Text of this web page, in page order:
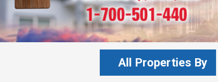
All Properties By